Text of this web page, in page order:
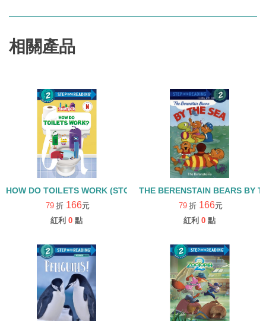
相關產品
HOW DO TOILETS WORK (STORYBOTS)/STEP INTO READING/L2
79 折 166元
紅利 0 點
THE BERENSTAIN BEARS BY
79 折 166元
紅利 0 點